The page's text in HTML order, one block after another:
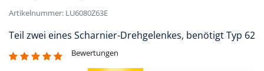
Artikelnummer: LU6080Z63E
Teil zwei eines Scharnier-Drehgelenkes, benötigt Typ 62
Bewertungen